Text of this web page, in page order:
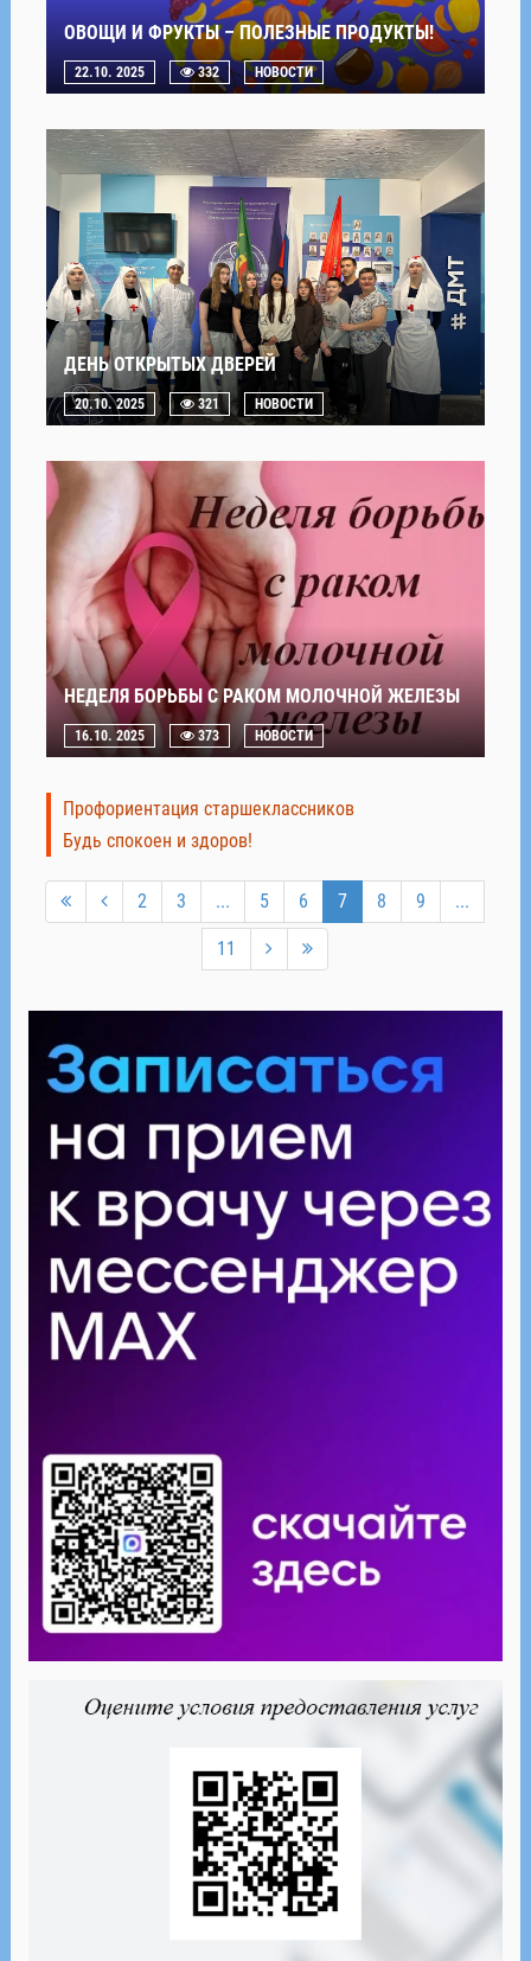
ОВОЩИ И ФРУКТЫ – ПОЛЕЗНЫЕ ПРОДУКТЫ!
22.10. 2025 332 НОВОСТИ
ДЕНЬ ОТКРЫТЫХ ДВЕРЕЙ
20.10. 2025 321 НОВОСТИ
НЕДЕЛЯ БОРЬБЫ С РАКОМ МОЛОЧНОЙ ЖЕЛЕЗЫ
16.10. 2025 373 НОВОСТИ
Профориентация старшеклассников
Будь спокоен и здоров!
2 3 ... 5 6 7 8 9 ...
11